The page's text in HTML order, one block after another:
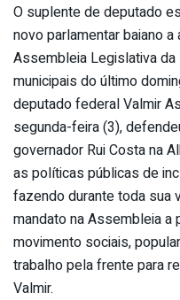
O suplente de deputado
novo parlamentar baiano
Assembleia Legislativa
municipais do último
deputado federal Valmir
segunda-feira (3),
governador Rui Costa na
as políticas públicas de
fazendo durante toda sua
mandato na Assembleia
movimento sociais,
trabalho pela frente para
Valmir.